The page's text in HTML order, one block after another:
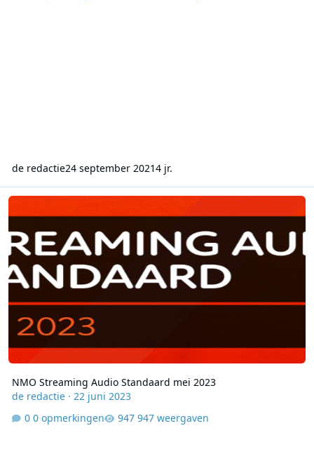
de redactie24 september 20214 jr.
NMO Streaming Audio Standaard mei 2023
NMO Streaming Audio Standaard mei 2023
de redactie· 22 juni 2023
0 opmerkingen
947 weergaven